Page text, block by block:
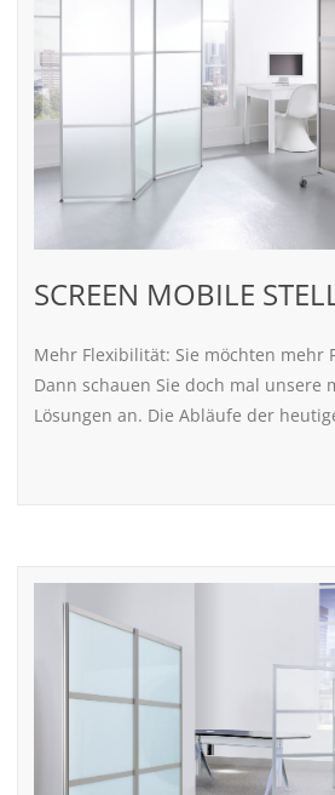
SCREEN MOBILE
Mehr Flexibilität: Sie möchten mehr
Dann schauen Sie doch mal unsere
Lösungen an. Die Abläufe der